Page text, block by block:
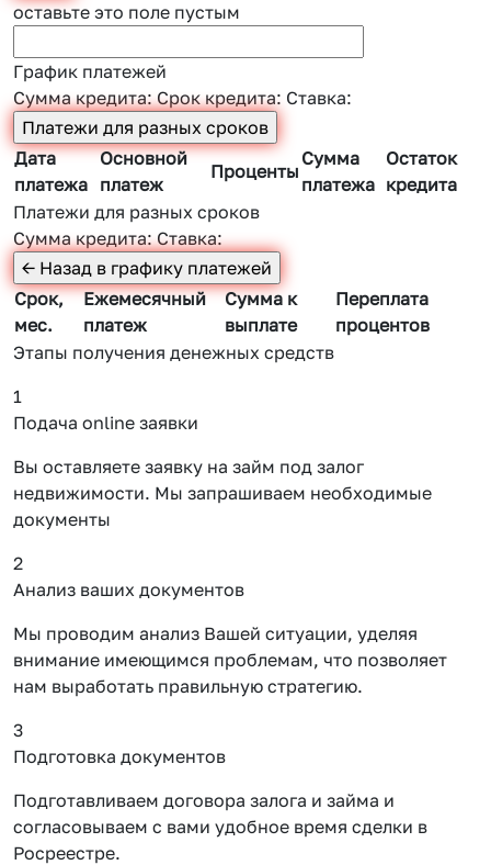
оставьте это поле пустым
График платежей
Сумма кредита:Срок кредита: Ставка:
Дата
платежа
Основной
платеж
Проценты
Сумма
платежа
Остаток
кредита
Платежи для разных сроков
Сумма кредита:Ставка:
Срок,
мес.
Ежемесячный
платеж
Сумма к
выплате
Переплата
процентов
Этапы получения денежных средств
1
Подача online заявки
Вы оставляете заявку на займ под залог
недвижимости. Мы запрашиваем необходимые
документы
2
Анализ ваших документов
Мы проводим анализ Вашей ситуации, уделяя
внимание имеющимся проблемам, что позволяет
нам выработать правильную стратегию.
3
Подготовка документов
Подготавливаем договора залога и займа и
согласовываем с вами удобное время сделки в
Росреестре.